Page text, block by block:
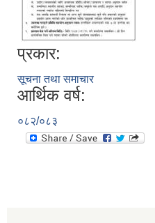
प्रकार:
सूचना तथा समाचार
आर्थिक वर्ष:
०८२/०८३